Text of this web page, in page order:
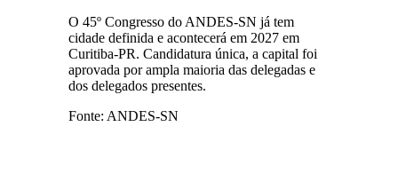
O 45º Congresso do ANDES-SN já tem
cidade definida e acontecerá em 2027 em
Curitiba-PR. Candidatura única, a capital foi
aprovada por ampla maioria das delegadas e
dos delegados presentes.
Fonte: ANDES-SN